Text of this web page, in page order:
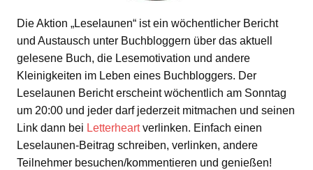
Die Aktion „Leselaunen“ ist ein wöchentlicher Bericht
und Austausch unter Buchbloggern über das aktuell
gelesene Buch, die Lesemotivation und andere
Kleinigkeiten im Leben eines Buchbloggers. Der
Leselaunen Bericht erscheint wöchentlich am Sonntag
um 20:00 und jeder darf jederzeit mitmachen und seinen
Link dann bei Letterheartverlinken. Einfach einen
Leselaunen-Beitrag schreiben, verlinken, andere
Teilnehmer besuchen/kommentieren und genießen!